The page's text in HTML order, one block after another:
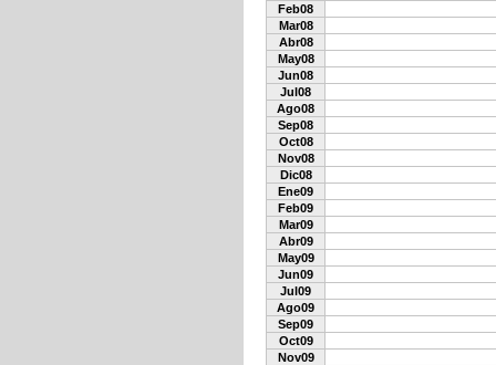
Feb08
Mar08
Abr08
May08
Jun08
Jul08
Ago08
Sep08
Oct08
Nov08
Dic08
Ene09
Feb09
Mar09
Abr09
May09
Jun09
Jul09
Ago09
Sep09
Oct09
Nov09